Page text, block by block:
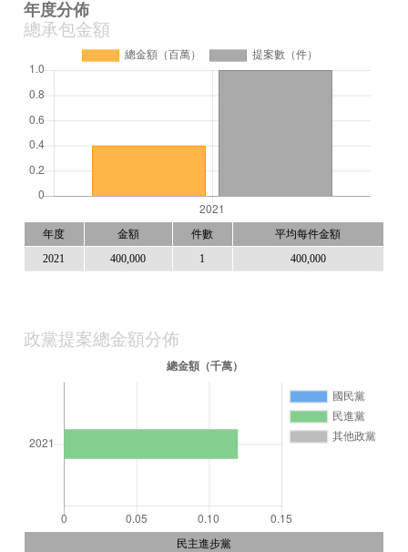
年度分佈
總承包金額
年度 金額 件數 平均每件金額
2021 400,000 1 400,000
政黨提案總金額分佈
民主進步黨